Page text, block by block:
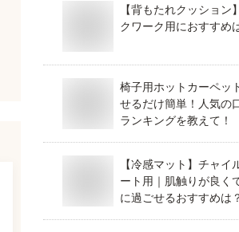
【背もたれクッション
クワーク用におすすめ
椅子用ホットカーペッ
せるだけ簡単！人気の
ランキングを教えて！
【冷感マット】チャイ
ート用｜肌触りが良く
に過ごせるおすすめは